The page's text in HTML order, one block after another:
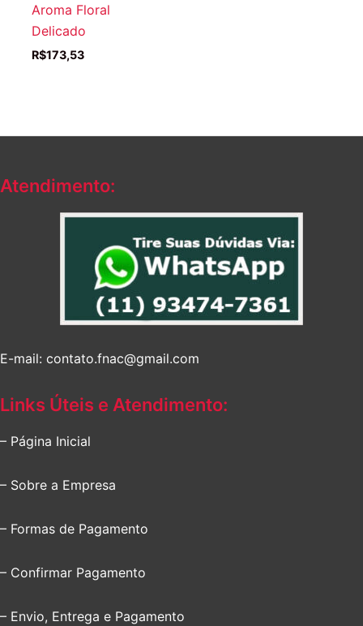
Aroma Floral
Delicado
R$173,53
Atendimento:
E-mail: contato.fnac@gmail.com
Links Úteis e Atendimento:
– Página Inicial
– Sobre a Empresa
– Formas de Pagamento
– Confirmar Pagamento
– Envio, Entrega e Pagamento